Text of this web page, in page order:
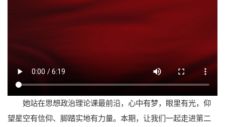
她站在思想政治理论课最前沿，心中有梦，眼里有光，仰
望星空有信仰、脚踏实地有力量。本期，让我们一起走进第二